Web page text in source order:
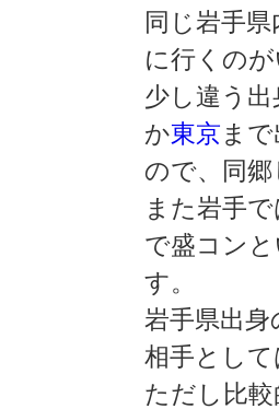
同じ岩手
に行くの
少し違う
か東京 ま
ので、同
また岩手
で盛コン
す。
岩手県出
相手とし
ただし比